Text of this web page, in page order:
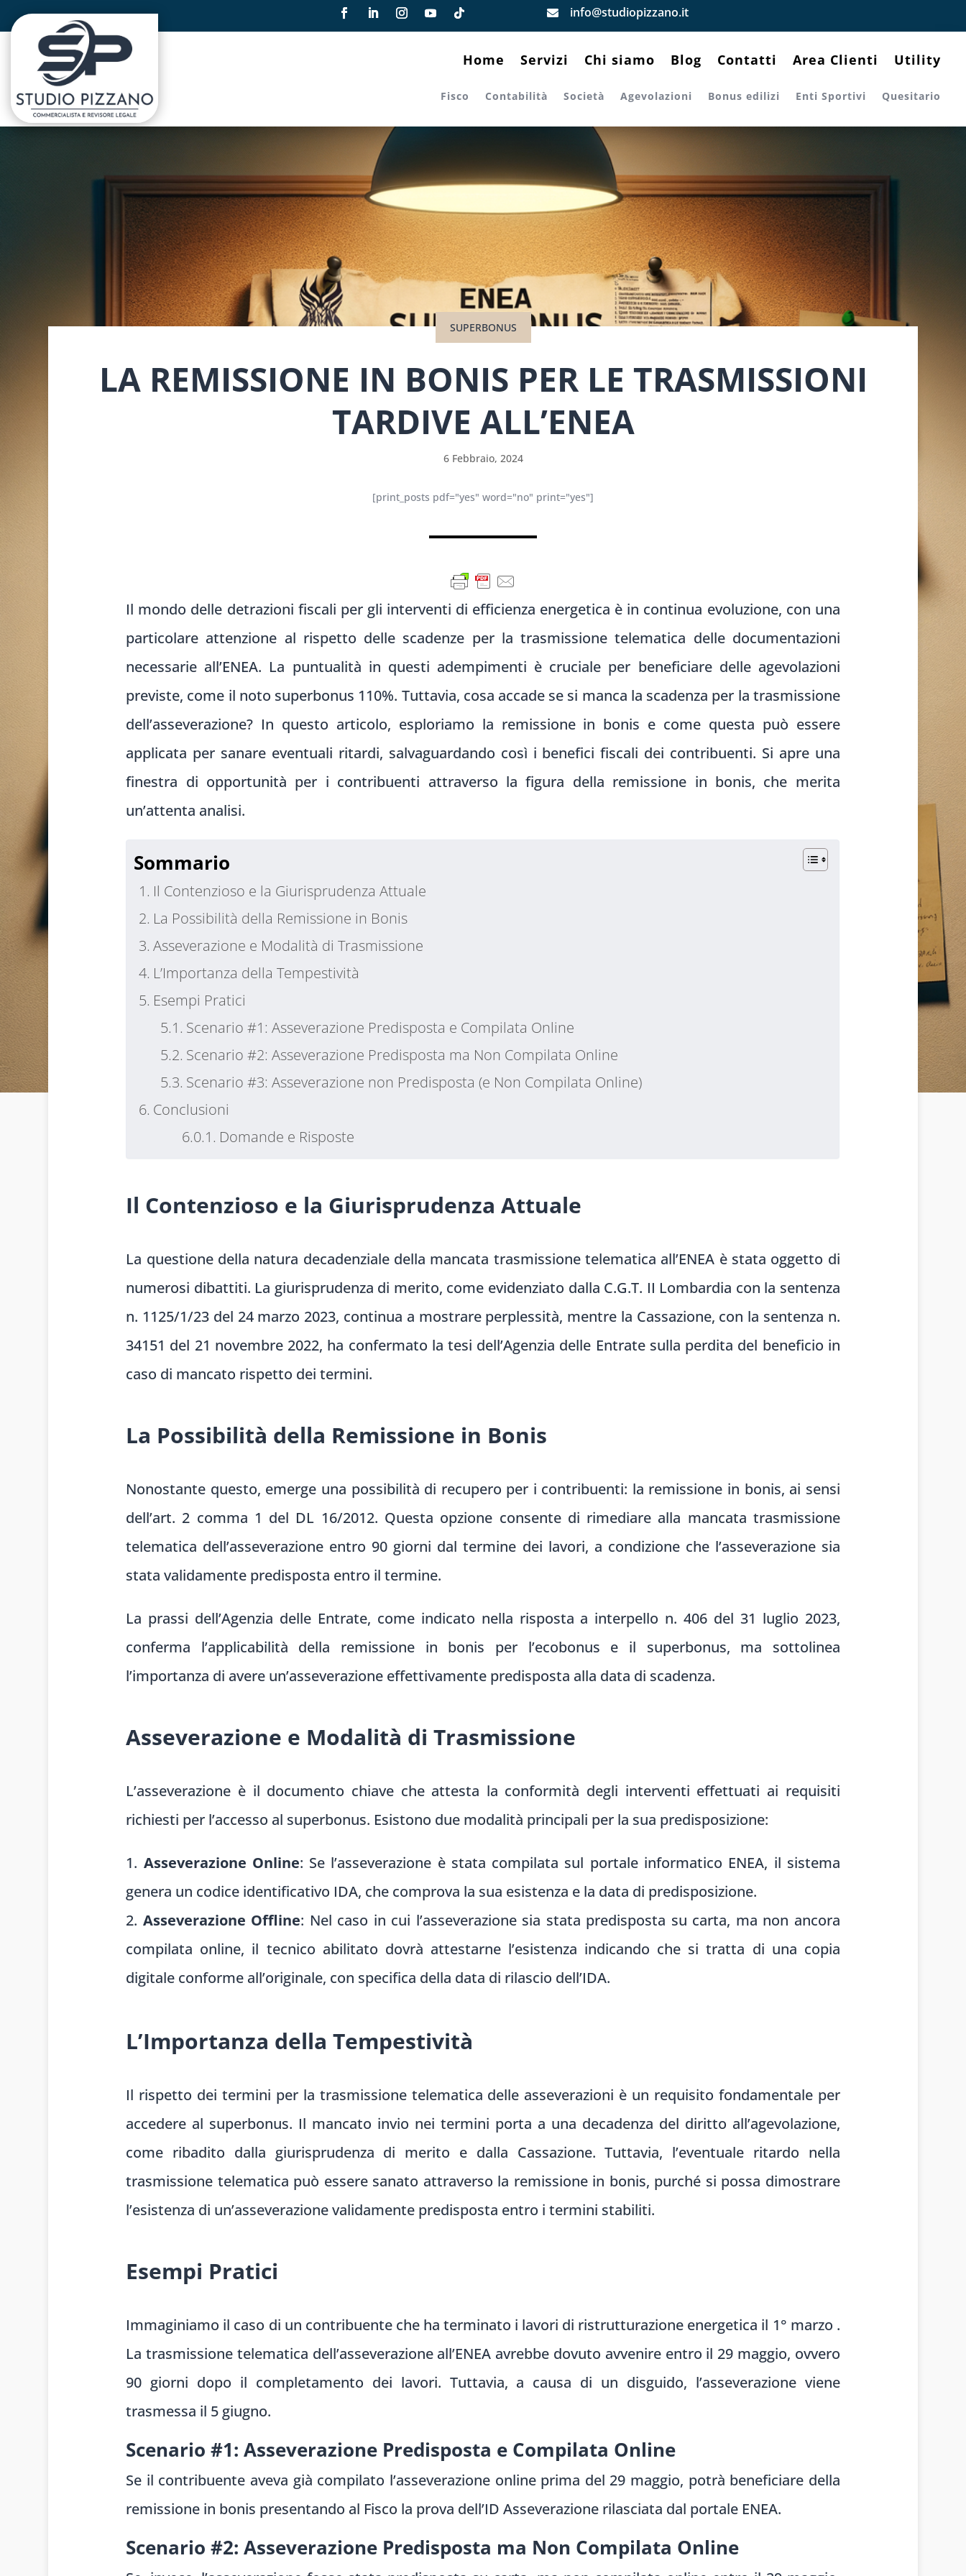
 info@studiopizzano.it
Home Servizi Chi siamo Blog Contatti Area Clienti Utility
Fisco Contabilità Società Agevolazioni Bonus edilizi Enti Sportivi Quesitario
SUPERBONUS
LA REMISSIONE IN BONIS PER LE TRASMISSIONI
TARDIVE ALL’ENEA
6 Febbraio, 2024
[print_posts pdf="yes" word="no" print="yes"]
Il mondo delle detrazioni fiscali per gli interventi di efficienza energetica è in continua evoluzione, con una
particolare attenzione al rispetto delle scadenze per la trasmissione telematica delle documentazioni
necessarie all’ENEA. La puntualità in questi adempimenti è cruciale per beneficiare delle agevolazioni
previste, come il noto superbonus 110%. Tuttavia, cosa accade se si manca la scadenza per la trasmissione
dell’asseverazione? In questo articolo, esploriamo la remissione in bonis e come questa può essere
applicata per sanare eventuali ritardi, salvaguardando così i benefici fiscali dei contribuenti. Si apre una
finestra di opportunità per i contribuenti attraverso la figura della remissione in bonis, che merita
un’attenta analisi.
Sommario
Il Contenzioso e la Giurisprudenza Attuale
La Possibilità della Remissione in Bonis
Asseverazione e Modalità di Trasmissione
L’Importanza della Tempestività
Esempi Pratici
Scenario #1: Asseverazione Predisposta e Compilata Online
Scenario #2: Asseverazione Predisposta ma Non Compilata Online
Scenario #3: Asseverazione non Predisposta (e Non Compilata Online)
Conclusioni
Domande e Risposte
Il Contenzioso e la Giurisprudenza Attuale
La questione della natura decadenziale della mancata trasmissione telematica all’ENEA è stata oggetto di
numerosi dibattiti. La giurisprudenza di merito, come evidenziato dalla C.G.T. II Lombardia con la sentenza
n. 1125/1/23 del 24 marzo 2023, continua a mostrare perplessità, mentre la Cassazione, con la sentenza n.
34151 del 21 novembre 2022, ha confermato la tesi dell’Agenzia delle Entrate sulla perdita del beneficio in
caso di mancato rispetto dei termini.
La Possibilità della Remissione in Bonis
Nonostante questo, emerge una possibilità di recupero per i contribuenti: la remissione in bonis, ai sensi
dell’art. 2 comma 1 del DL 16/2012. Questa opzione consente di rimediare alla mancata trasmissione
telematica dell’asseverazione entro 90 giorni dal termine dei lavori, a condizione che l’asseverazione sia
stata validamente predisposta entro il termine.
La prassi dell’Agenzia delle Entrate, come indicato nella risposta a interpello n. 406 del 31 luglio 2023,
conferma l’applicabilità della remissione in bonis per l’ecobonus e il superbonus, ma sottolinea
l’importanza di avere un’asseverazione effettivamente predisposta alla data di scadenza.
Asseverazione e Modalità di Trasmissione
L’asseverazione è il documento chiave che attesta la conformità degli interventi effettuati ai requisiti
richiesti per l’accesso al superbonus. Esistono due modalità principali per la sua predisposizione:
Asseverazione Online: Se l’asseverazione è stata compilata sul portale informatico ENEA, il sistema
genera un codice identificativo IDA, che comprova la sua esistenza e la data di predisposizione.
Asseverazione Offline: Nel caso in cui l’asseverazione sia stata predisposta su carta, ma non ancora
compilata online, il tecnico abilitato dovrà attestarne l’esistenza indicando che si tratta di una copia
digitale conforme all’originale, con specifica della data di rilascio dell’IDA.
L’Importanza della Tempestività
Il rispetto dei termini per la trasmissione telematica delle asseverazioni è un requisito fondamentale per
accedere al superbonus. Il mancato invio nei termini porta a una decadenza del diritto all’agevolazione,
come ribadito dalla giurisprudenza di merito e dalla Cassazione. Tuttavia, l’eventuale ritardo nella
trasmissione telematica può essere sanato attraverso la remissione in bonis, purché si possa dimostrare
l’esistenza di un’asseverazione validamente predisposta entro i termini stabiliti.
Esempi Pratici
Immaginiamo il caso di un contribuente che ha terminato i lavori di ristrutturazione energetica il 1° marzo .
La trasmissione telematica dell’asseverazione all’ENEA avrebbe dovuto avvenire entro il 29 maggio, ovvero
90 giorni dopo il completamento dei lavori. Tuttavia, a causa di un disguido, l’asseverazione viene
trasmessa il 5 giugno.
Scenario #1: Asseverazione Predisposta e Compilata Online
Se il contribuente aveva già compilato l’asseverazione online prima del 29 maggio, potrà beneficiare della
remissione in bonis presentando al Fisco la prova dell’ID Asseverazione rilasciata dal portale ENEA.
Scenario #2: Asseverazione Predisposta ma Non Compilata Online